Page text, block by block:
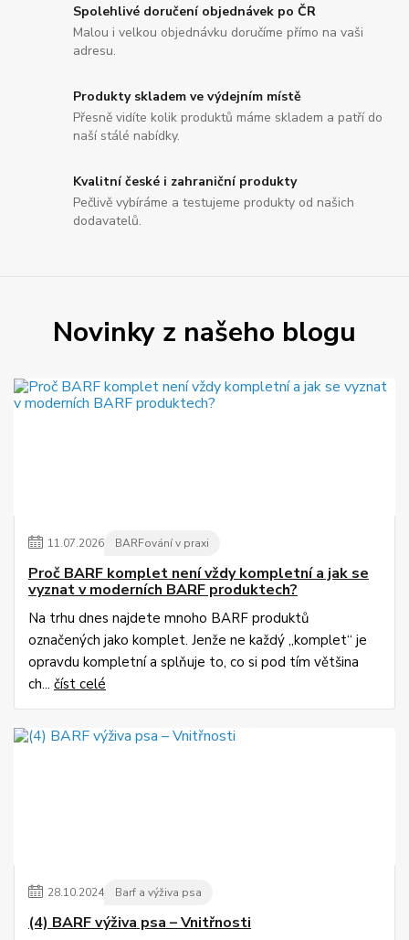
Spolehlivé doručení objednávek po ČR
Malou i velkou objednávku doručíme přímo na vaši
adresu.
Produkty skladem ve výdejním místě
Přesně vidíte kolik produktů máme skladem a patří do
naší stálé nabídky.
Kvalitní české i zahraniční produkty
Pečlivě vybíráme a testujeme produkty od našich
dodavatelů.
Novinky z našeho blogu
11.07.2026 BARFování v praxi
Proč BARF komplet není vždy kompletní a jak se
vyznat v moderních BARF produktech?
Na trhu dnes najdete mnoho BARF produktů
označených jako komplet. Jenže ne každý „komplet“ je
opravdu kompletní a splňuje to, co si pod tím většina
ch... číst celé
28.10.2024 Barf a výživa psa
(4) BARF výživa psa – Vnitřnosti